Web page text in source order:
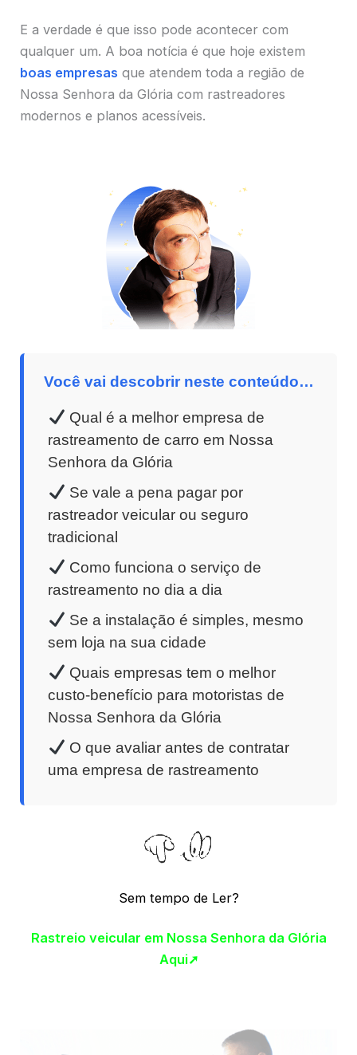
E a verdade é que isso pode acontecer com
qualquer um. A boa notícia é que hoje existem
boas empresas que atendem toda a região de
Nossa Senhora da Glória com rastreadores
modernos e planos acessíveis.
Você vai descobrir neste conteúdo…
Qual é a melhor empresa de
rastreamento de carro em Nossa
Senhora da Glória
Se vale a pena pagar por
rastreador veicular ou seguro
tradicional
Como funciona o serviço de
rastreamento no dia a dia
Se a instalação é simples, mesmo
sem loja na sua cidade
Quais empresas tem o melhor
custo-benefício para motoristas de
Nossa Senhora da Glória
O que avaliar antes de contratar
uma empresa de rastreamento
Sem tempo de Ler?
Rastreio veicular em Nossa Senhora da Glória
Aqui➚